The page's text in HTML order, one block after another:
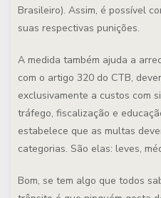
Brasileiro). Assim, é possível
suas respectivas punições.
A medida também ajuda a
com o artigo 320 do CTB,
exclusivamente a custos com
tráfego, fiscalização e
estabelece que as multas
categorias. São elas: leves,
Bom, se tem algo que todos